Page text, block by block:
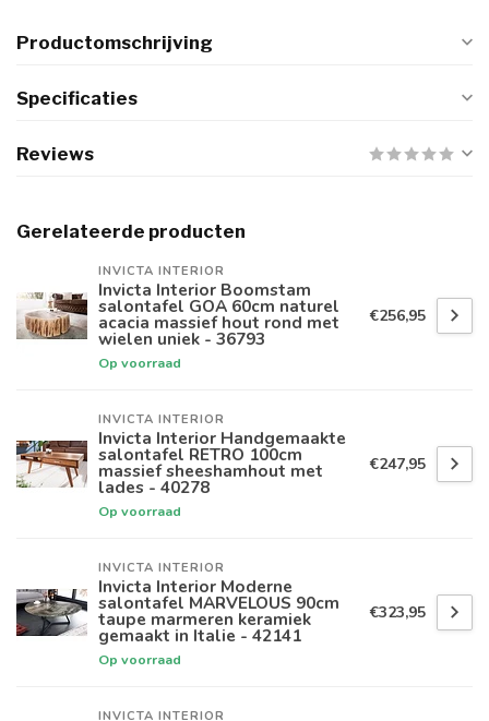
Productomschrijving
Specificaties
Reviews
Gerelateerde producten
INVICTA INTERIOR
Invicta Interior Boomstam
salontafel GOA 60cm naturel
acacia massief hout rond met
wielen uniek - 36793
Op voorraad
€256,95
INVICTA INTERIOR
Invicta Interior Handgemaakte
salontafel RETRO 100cm
massief sheeshamhout met
lades - 40278
Op voorraad
€247,95
INVICTA INTERIOR
Invicta Interior Moderne
salontafel MARVELOUS 90cm
taupe marmeren keramiek
gemaakt in Italie - 42141
Op voorraad
€323,95
INVICTA INTERIOR